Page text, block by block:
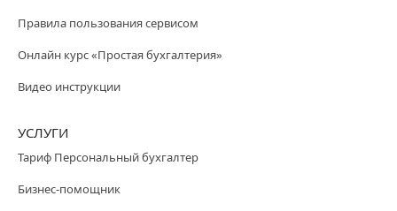
Правила пользования сервисом
Онлайн курс «Простая бухгалтерия»
Видео инструкции
УСЛУГИ
Тариф Персональный бухгалтер
Бизнес-помощник